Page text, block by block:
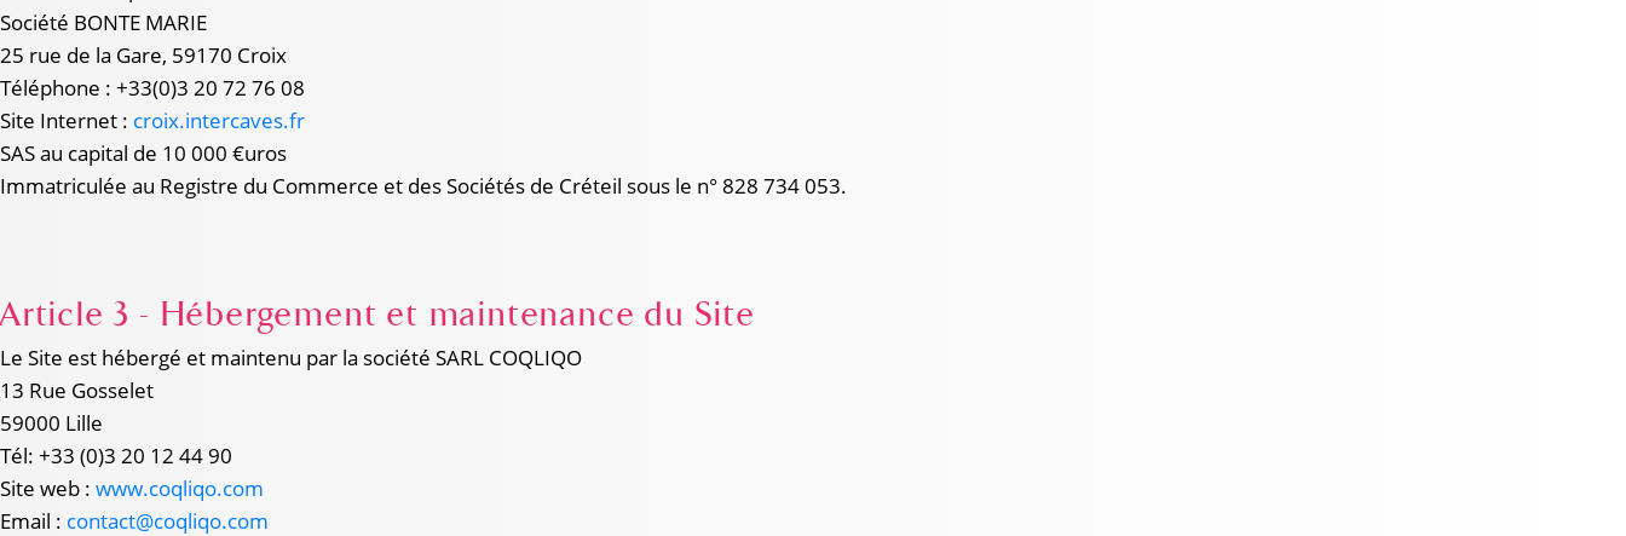
Société BONTE MARIE
25 rue de la Gare, 59170 Croix
Téléphone : +33(0)3 20 72 76 08
Site Internet : croix.intercaves.fr
SAS au capital de 10 000 €uros
Immatriculée au Registre du Commerce et des Sociétés de Créteil sous le n° 828 734 053.
Article 3 - Hébergement et maintenance du Site
Le Site est hébergé et maintenu par la société SARL COQLIQO
13 Rue Gosselet
59000 Lille
Tél: +33 (0)3 20 12 44 90
Site web : www.coqliqo.com
Email : contact@coqliqo.com